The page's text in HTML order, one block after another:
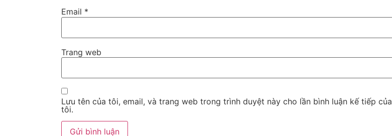
Email *
Trang web
Lưu tên của tôi, email, và trang web trong trình duyệt này cho lần bình luận kế tiếp của
tôi.